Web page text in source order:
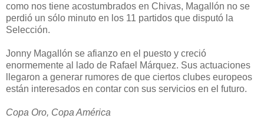
como nos tiene acostumbrados en Chivas, Magallón no se
perdió un sólo minuto en los 11 partidos que disputó la
Selección.
Jonny Magallón se afianzo en el puesto y creció
enormemente al lado de Rafael Márquez. Sus actuaciones
llegaron a generar rumores de que ciertos clubes europeos
están interesados en contar con sus servicios en el futuro.
Copa Oro, Copa América